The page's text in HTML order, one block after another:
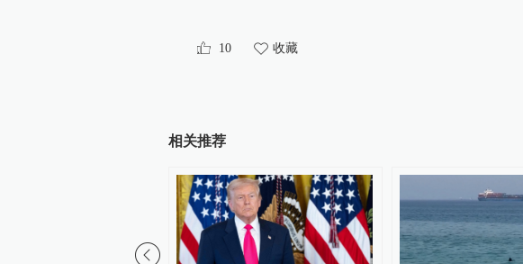
10 收藏
相关推荐